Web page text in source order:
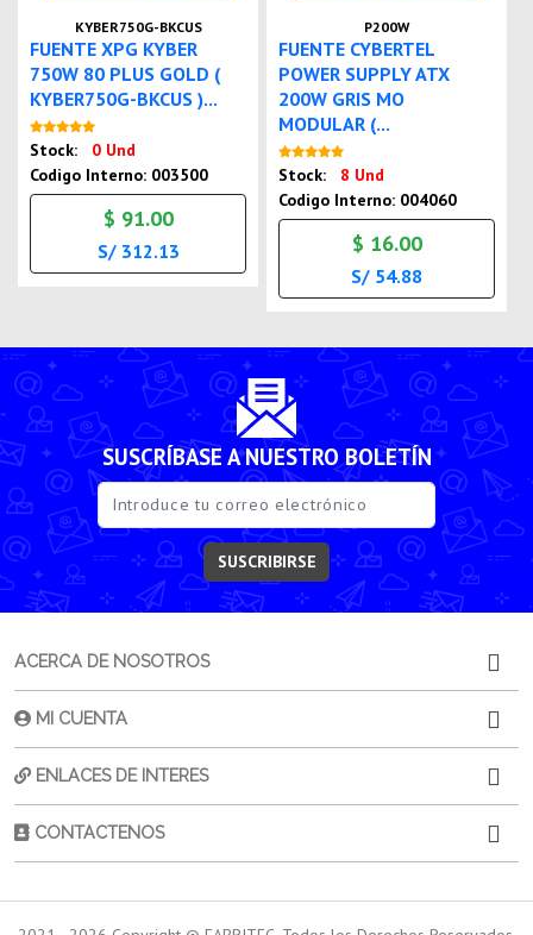
KYBER750G-BKCUS
FUENTE XPG KYBER
750W 80 PLUS GOLD (
KYBER750G-BKCUS )...
Stock:
0 Und
Codigo Interno: 003500
$ 91.00
S/ 312.13
P200W
FUENTE CYBERTEL
POWER SUPPLY ATX
200W GRIS MO
MODULAR (...
Stock:
8 Und
Codigo Interno: 004060
$ 16.00
S/ 54.88
SUSCRÍBASE A NUESTRO BOLETÍN
SUSCRIBIRSE
ACERCA DE NOSOTROS
MI CUENTA
ENLACES DE INTERES
CONTACTENOS